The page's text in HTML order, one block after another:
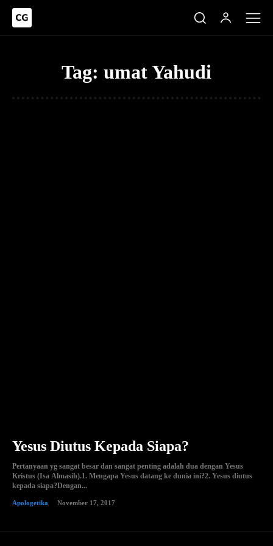
Tag: umat Yahudi
Yesus Diutus Kepada Siapa?
Pertanyaan yg sangat besar dan sangat penting adalah dua dengan Yesus
Kristus (Isa Almasih).1. Mengapa Yesus datang ke dunia ini?2. Yesus diutus
kepada siapa?Dengan...
Apologetika November 17, 2017